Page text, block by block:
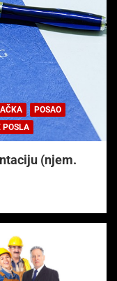
POSAO
POSLA
(njem.